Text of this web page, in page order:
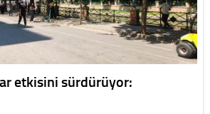
etkisini sürdürüyor: